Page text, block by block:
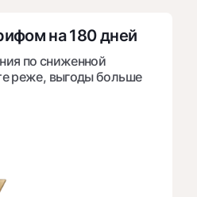
на 180 дней
по сниженной
реже, выгоды больше